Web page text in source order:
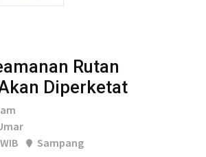
Rutan
Diperketat
Sampang